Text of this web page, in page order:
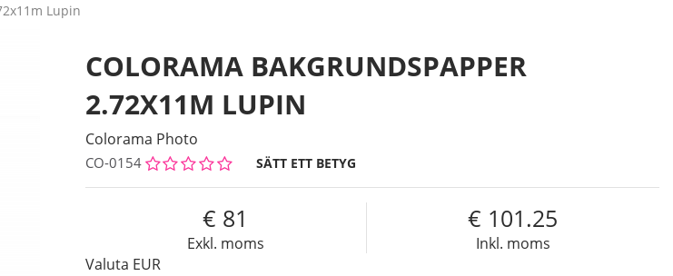
Lupin
COLORAMA BAKGRUNDSPAPPER
2.72X11M LUPIN
Colorama Photo
CO-0154 SÄTT ETT BETYG
Exkl. moms
81
Inkl. moms
101.25
Valuta EUR